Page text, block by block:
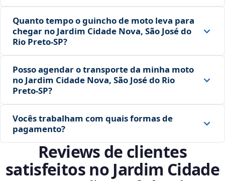
Quanto tempo o guincho de moto leva para
chegar no Jardim Cidade Nova, São José do
Rio Preto‑SP?
Posso agendar o transporte da minha moto
no Jardim Cidade Nova, São José do Rio
Preto‑SP?
Vocês trabalham com quais formas de
pagamento?
Reviews de clientes
satisfeitos no Jardim Cidade